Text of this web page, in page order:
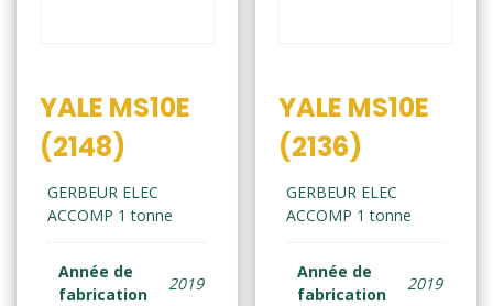
YALE MS10E
(2148)
GERBEUR ELEC
ACCOMP 1 tonne
Année de
fabrication
2019
YALE MS10E
(2136)
GERBEUR ELEC
ACCOMP 1 tonne
Année de
fabrication
2019